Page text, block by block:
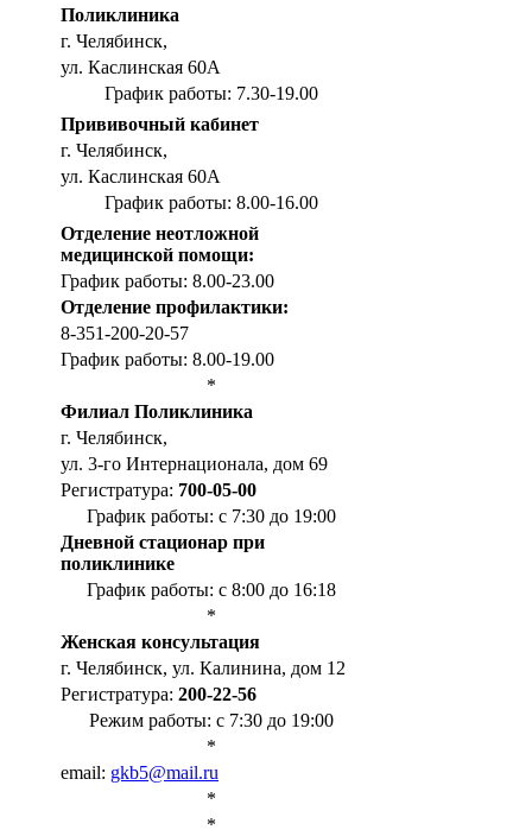
Поликлиника
г. Челябинск,
ул. Каслинская 60А
График работы: 7.30-19.00
Прививочный кабинет
г. Челябинск,
ул. Каслинская 60А
График работы: 8.00-16.00
Отделение неотложной
медицинской помощи:
График работы: 8.00-23.00
Отделение профилактики:
8-351-200-20-57
График работы: 8.00-19.00
*
Филиал Поликлиника
г. Челябинск,
ул. 3-го Интернационала, дом 69
Регистратура: 700-05-00
График работы: с 7:30 до 19:00
Дневной стационар при
поликлинике
График работы: с 8:00 до 16:18
*
Женская консультация
г. Челябинск, ул. Калинина, дом 12
Регистратура: 200-22-56
Режим работы: с 7:30 до 19:00
*
email: gkb5@mail.ru
*
*